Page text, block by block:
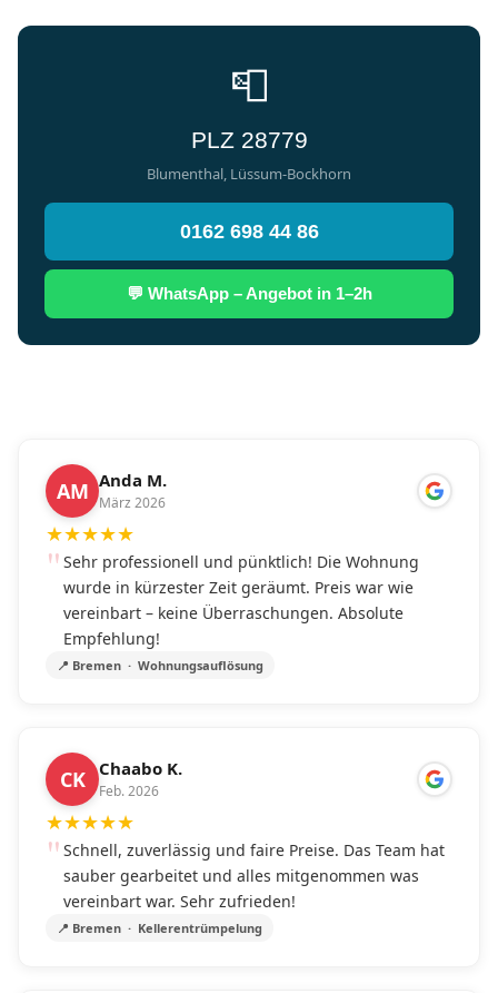
📮
PLZ 28779
Blumenthal, Lüssum-Bockhorn
0162 698 44 86
💬 WhatsApp – Angebot in 1–2h
AM Anda M.
März 2026
★★★★★
Sehr professionell und pünktlich! Die Wohnung
wurde in kürzester Zeit geräumt. Preis war wie
vereinbart – keine Überraschungen. Absolute
Empfehlung!
📍 Bremen · Wohnungsauflösung
CK Chaabo K.
Feb. 2026
★★★★★
Schnell, zuverlässig und faire Preise. Das Team hat
sauber gearbeitet und alles mitgenommen was
vereinbart war. Sehr zufrieden!
📍 Bremen · Kellerentrümpelung